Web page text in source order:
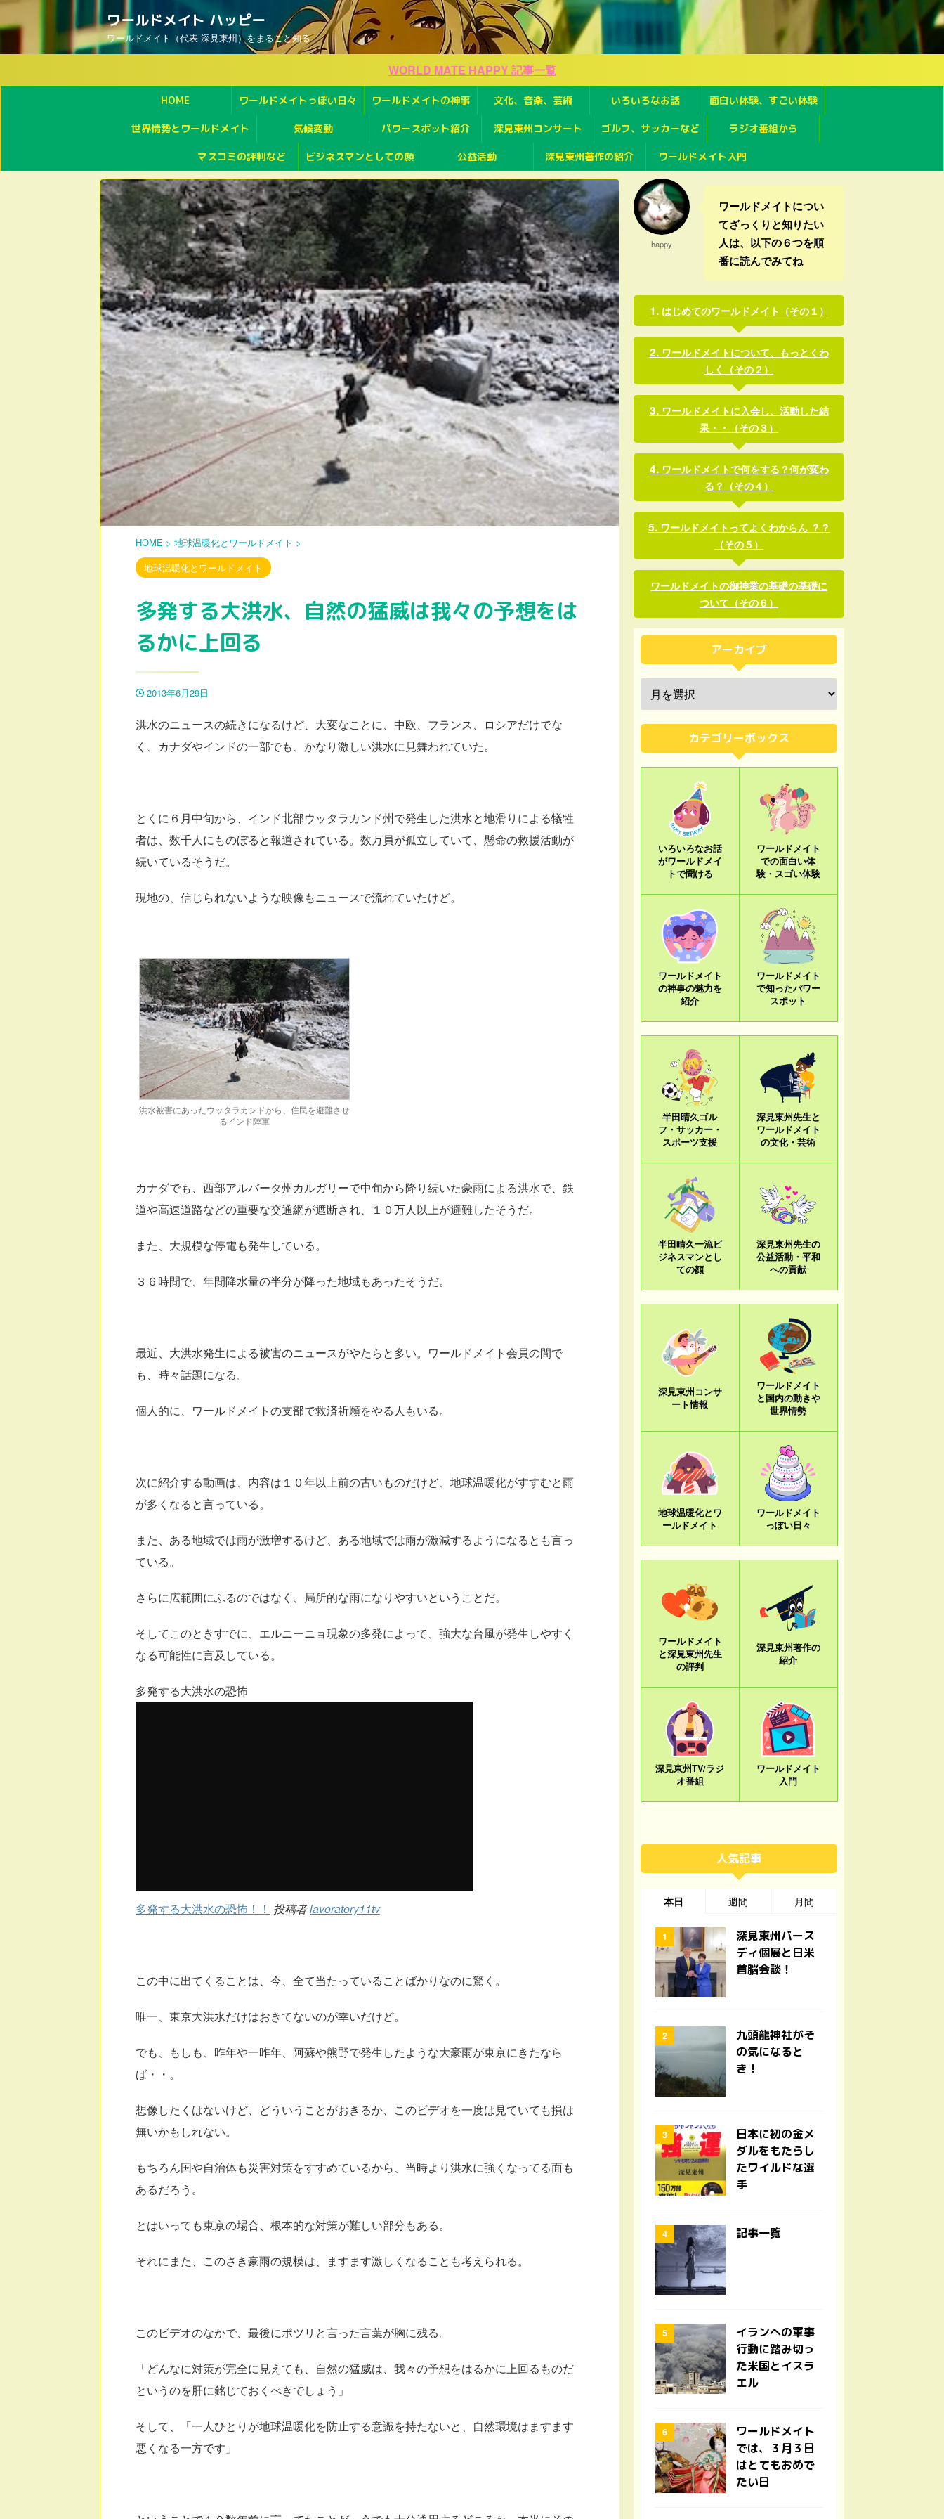
ワールドメイト ハッピー
ワールドメイト（代表 深見東州）をまるごと知る
WORLD MATE HAPPY 記事一覧
HOME ワールドメイトっぽい日々 ワールドメイトの神事 文化、音楽、芸術 いろいろなお話 面白い体験、すごい体験
世界情勢とワールドメイト 気候変動 パワースポット紹介 深見東州コンサート ゴルフ、サッカーなど ラジオ番組から
マスコミの評判など ビジネスマンとしての顔 公益活動 深見東州著作の紹介 ワールドメイト入門
HOME > 地球温暖化とワールドメイト >
地球温暖化とワールドメイト
多発する大洪水、自然の猛威は我々の予想をは
るかに上回る
2013年6月29日
洪水のニュースの続きになるけど、大変なことに、中欧、フランス、ロシアだけでな
く、カナダやインドの一部でも、かなり激しい洪水に見舞われていた。
とくに６月中旬から、インド北部ウッタラカンド州で発生した洪水と地滑りによる犠牲
者は、数千人にものぼると報道されている。数万員が孤立していて、懸命の救援活動が
続いているそうだ。
現地の、信じられないような映像もニュースで流れていたけど。
洪水被害にあったウッタラカンドから、住民を避難させ
るインド陸軍
カナダでも、西部アルバータ州カルガリーで中旬から降り続いた豪雨による洪水で、鉄
道や高速道路などの重要な交通網が遮断され、１０万人以上が避難したそうだ。
また、大規模な停電も発生している。
３６時間で、年間降水量の半分が降った地域もあったそうだ。
最近、大洪水発生による被害のニュースがやたらと多い。ワールドメイト会員の間で
も、時々話題になる。
個人的に、ワールドメイトの支部で救済祈願をやる人もいる。
次に紹介する動画は、内容は１０年以上前の古いものだけど、地球温暖化がすすむと雨
が多くなると言っている。
また、ある地域では雨が激増するけど、ある地域では雨が激減するようになるとも言っ
ている。
さらに広範囲にふるのではなく、局所的な雨になりやすいということだ。
そしてこのときすでに、エルニーニョ現象の多発によって、強大な台風が発生しやすく
なる可能性に言及している。
多発する大洪水の恐怖
多発する大洪水の恐怖！！ 投稿者lavoratory11tv
この中に出てくることは、今、全て当たっていることばかりなのに驚く。
唯一、東京大洪水だけはおきてないのが幸いだけど。
でも、もしも、昨年や一昨年、阿蘇や熊野で発生したような大豪雨が東京にきたなら
ば・・。
想像したくはないけど、どういうことがおきるか、このビデオを一度は見ていても損は
無いかもしれない。
もちろん国や自治体も災害対策をすすめているから、当時より洪水に強くなってる面も
あるだろう。
とはいっても東京の場合、根本的な対策が難しい部分もある。
それにまた、このさき豪雨の規模は、ますます激しくなることも考えられる。
このビデオのなかで、最後にポツリと言った言葉が胸に残る。
「どんなに対策が完全に見えても、自然の猛威は、我々の予想をはるかに上回るものだ
というのを肝に銘じておくべきでしょう」
そして、「一人ひとりが地球温暖化を防止する意識を持たないと、自然環境はますます
悪くなる一方です」
happy
ワールドメイトについ
てざっくりと知りたい
人は、以下の６つを順
番に読んでみてね
はじめてのワールドメイト（その１）
ワールドメイトについて、もっとくわ
しく（その２）
ワールドメイトに入会し、活動した結
果・・（その３）
ワールドメイトで何をする？何が変わ
る？（その４）
ワールドメイトってよくわからん ？？
（その５）
ワールドメイトの御神業の基礎の基礎に
ついて（その６）
アーカイブ
カテゴリーボックス
いろいろなお話
がワールドメイ
トで聞ける
ワールドメイト
での面白い体
験・スゴい体験
ワールドメイト
の神事の魅力を
紹介
ワールドメイト
で知ったパワー
スポット
半田晴久ゴル
フ・サッカー・
スポーツ支援
深見東州先生と
ワールドメイト
の文化・芸術
半田晴久一流ビ
ジネスマンとし
ての顔
深見東州先生の
公益活動・平和
への貢献
深見東州コンサ
ート情報
ワールドメイト
と国内の動きや
世界情勢
地球温暖化とワ
ールドメイト
ワールドメイト
っぽい日々
ワールドメイト
と深見東州先生
の評判
深見東州著作の
紹介
深見東州TV/ラジ
オ番組
ワールドメイト
入門
人気記事
本日 週間 月間
深見東州バース
ディ個展と日米
首脳会談！
九頭龍神社がそ
の気になると
き！
日本に初の金メ
ダルをもたらし
たワイルドな選
手
記事一覧
イランへの軍事
行動に踏み切っ
た米国とイスラ
エル
ワールドメイト
では、３月３日
はとてもおめで
たい日